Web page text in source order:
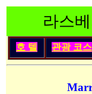
라스
호 텔 관광 코스